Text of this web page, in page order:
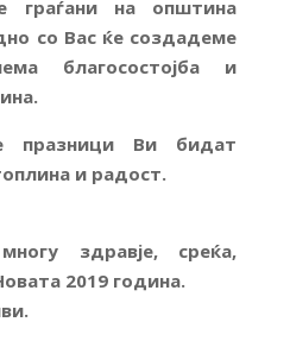
граѓани на општина
со Вас ќе создадеме
благосостојба и
празници Ви бидат
и радост.
здравје, среќа,
2019 година.